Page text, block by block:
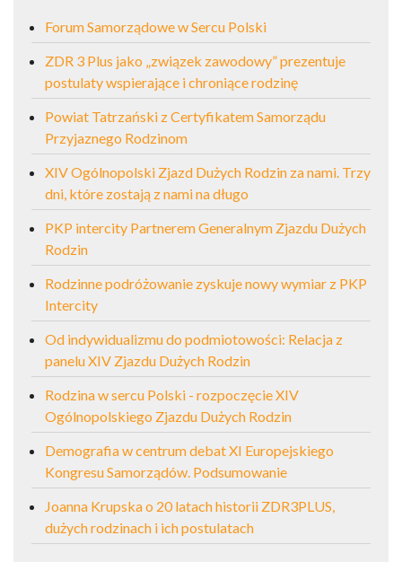
Forum Samorządowe w Sercu Polski
ZDR 3 Plus jako „związek zawodowy” prezentuje
postulaty wspierające i chroniące rodzinę
Powiat Tatrzański z Certyfikatem Samorządu
Przyjaznego Rodzinom
XIV Ogólnopolski Zjazd Dużych Rodzin za nami. Trzy
dni, które zostają z nami na długo
PKP intercity Partnerem Generalnym Zjazdu Dużych
Rodzin
Rodzinne podróżowanie zyskuje nowy wymiar z PKP
Intercity
Od indywidualizmu do podmiotowości: Relacja z
panelu XIV Zjazdu Dużych Rodzin
Rodzina w sercu Polski - rozpoczęcie XIV
Ogólnopolskiego Zjazdu Dużych Rodzin
Demografia w centrum debat XI Europejskiego
Kongresu Samorządów. Podsumowanie
Joanna Krupska o 20 latach historii ZDR3PLUS,
dużych rodzinach i ich postulatach